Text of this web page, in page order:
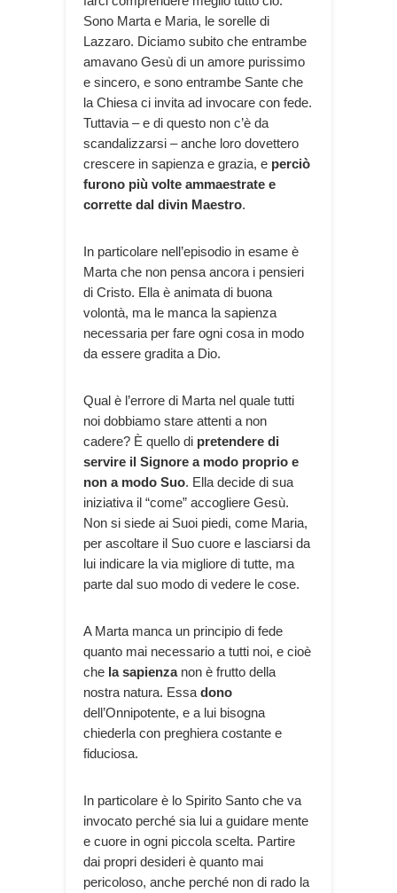
Sono Marta e Maria, le sorelle di
Lazzaro. Diciamo subito che entrambe
amavano Gesù di un amore purissimo
e sincero, e sono entrambe Sante che
la Chiesa ci invita ad invocare con fede.
Tuttavia – e di questo non c’è da
scandalizzarsi – anche loro dovettero
crescere in sapienza e grazia, e perciò
furono più volte ammaestrate e
corrette dal divin Maestro.
In particolare nell’episodio in esame è
Marta che non pensa ancora i pensieri
di Cristo. Ella è animata di buona
volontà, ma le manca la sapienza
necessaria per fare ogni cosa in modo
da essere gradita a Dio.
Qual è l’errore di Marta nel quale tutti
noi dobbiamo stare attenti a non
cadere? È quello di pretendere di
servire il Signore a modo proprio e
non a modo Suo. Ella decide di sua
iniziativa il “come” accogliere Gesù.
Non si siede ai Suoi piedi, come Maria,
per ascoltare il Suo cuore e lasciarsi da
lui indicare la via migliore di tutte, ma
parte dal suo modo di vedere le cose.
A Marta manca un principio di fede
quanto mai necessario a tutti noi, e cioè
che la sapienza non è frutto della
nostra natura. Essa dono
dell’Onnipotente, e a lui bisogna
chiederla con preghiera costante e
fiduciosa.
In particolare è lo Spirito Santo che va
invocato perché sia lui a guidare mente
e cuore in ogni piccola scelta. Partire
dai propri desideri è quanto mai
pericoloso, anche perché non di rado la